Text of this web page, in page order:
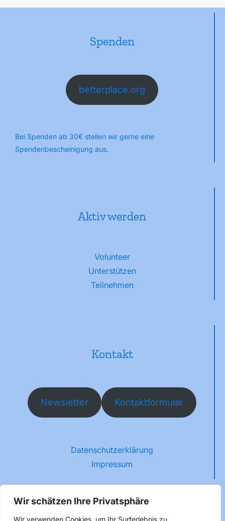
Wir schätzen Ihre Privatsphäre
Wir verwenden Cookies, um Ihr Surferlebnis zu
Spenden
betterplace.org
Bei Spenden ab 30€ stellen wir gerne eine
Spendenbescheinigung aus.
Aktiv werden
Volunteer
Unterstützen
Teilnehmen
Kontakt
Newsletter Kontaktformular
Datenschutzerklärung
Impressum